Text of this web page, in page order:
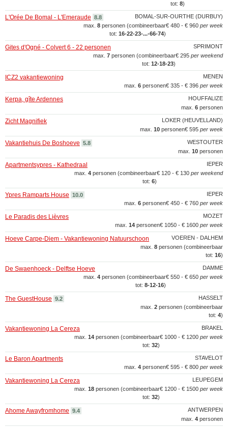
tot: 8)
BOMAL-SUR-OURTHE (DURBUY)
L'Orée De Bomal - L'Emeraude 8.8
€ 480 - € 960 per week
max. 8 personen (combineerbaar
tot: 16‑22‑23‑...‑66‑74)
SPRIMONT
Gites d'Ogné - Colvert 6 - 22 personen
€ 295 per weekend
max. 7 personen (combineerbaar
tot: 12‑18‑23)
MENEN
ICZ2 vakantiewoning
€ 335 - € 396 per week
max. 6 personen
HOUFFALIZE
Kerpa, gîte Ardennes
max. 6 personen
LOKER (HEUVELLAND)
Zicht Magnifiek
€ 595 per week
max. 10 personen
WESTOUTER
Vakantiehuis De Boshoeve 5.8
max. 10 personen
IEPER
Apartmentsypres - Kathedraal
€ 120 - € 130 per weekend
max. 4 personen (combineerbaar
tot: 6)
IEPER
Ypres Ramparts House 10.0
€ 450 - € 760 per week
max. 6 personen
MOZET
Le Paradis des Lièvres
€ 1050 - € 1600 per week
max. 14 personen
VOEREN - DALHEM
Hoeve Carpe-Diem - Vakantiewoning Natuurschoon
max. 8 personen (combineerbaar
tot: 16)
DAMME
De Swaenhoeck - Delftse Hoeve
€ 550 - € 650 per week
max. 4 personen (combineerbaar
tot: 8‑12‑16)
HASSELT
The GuestHouse 9.2
max. 2 personen (combineerbaar
tot: 4)
BRAKEL
Vakantiewoning La Cereza
€ 1000 - € 1200 per week
max. 14 personen (combineerbaar
tot: 32)
STAVELOT
Le Baron Apartments
€ 595 - € 800 per week
max. 4 personen
LEUPEGEM
Vakantiewoning La Cereza
€ 1200 - € 1500 per week
max. 18 personen (combineerbaar
tot: 32)
ANTWERPEN
Ahome Awayfromhome 9.4
max. 4 personen